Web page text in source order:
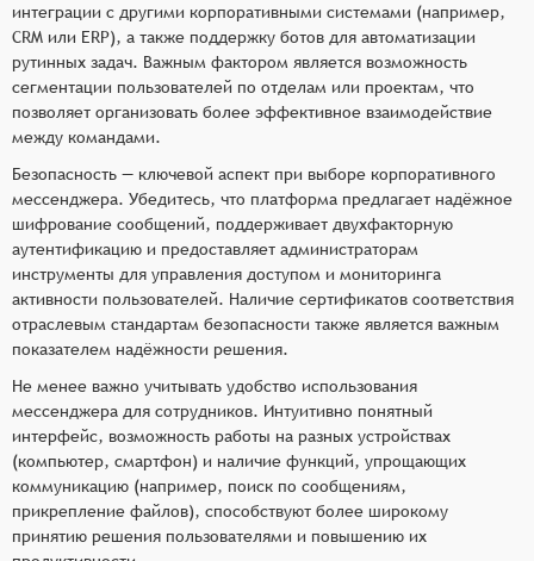
интеграции с другими корпоративными системами (например,
CRM или ERP), а также поддержку ботов для автоматизации
рутинных задач. Важным фактором является возможность
сегментации пользователей по отделам или проектам, что
позволяет организовать более эффективное взаимодействие
между командами.
Безопасность — ключевой аспект при выборе корпоративного
мессенджера. Убедитесь, что платформа предлагает надёжное
шифрование сообщений, поддерживает двухфакторную
аутентификацию и предоставляет администраторам
инструменты для управления доступом и мониторинга
активности пользователей. Наличие сертификатов соответствия
отраслевым стандартам безопасности также является важным
показателем надёжности решения.
Не менее важно учитывать удобство использования
мессенджера для сотрудников. Интуитивно понятный
интерфейс, возможность работы на разных устройствах
(компьютер, смартфон) и наличие функций, упрощающих
коммуникацию (например, поиск по сообщениям,
прикрепление файлов), способствуют более широкому
принятию решения пользователями и повышению их